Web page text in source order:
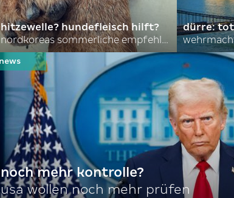
hitzewelle? hundefleisch hilft?
nordkoreas sommerliche empfehlungen
dürre:
noch mehr kontrolle?
usa wollen noch mehr prüfen